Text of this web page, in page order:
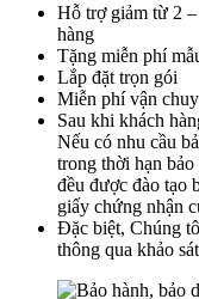
Hỗ trợ giảm từ 2
hàng
Tặng miễn phí
Lắp đặt trọn gói
Miễn phí vận
Sau khi khách
Nếu có nhu cầu
trong thời hạn
đều được đào tạo
giấy chứng nhận
Đặc biệt, Chúng
thông qua khảo